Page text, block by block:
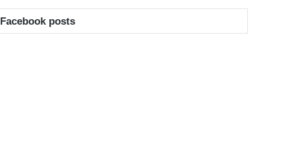
Facebook posts